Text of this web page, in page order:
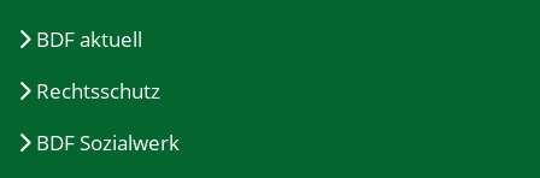
BDF aktuell
Rechtsschutz
BDF Sozialwerk